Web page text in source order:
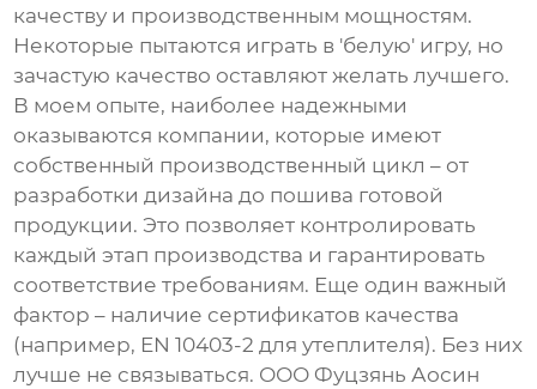
качеству и производственным мощностям.
Некоторые пытаются играть в 'белую' игру, но
зачастую качество оставляют желать лучшего.
В моем опыте, наиболее надежными
оказываются компании, которые имеют
собственный производственный цикл – от
разработки дизайна до пошива готовой
продукции. Это позволяет контролировать
каждый этап производства и гарантировать
соответствие требованиям. Еще один важный
фактор – наличие сертификатов качества
(например, EN 10403-2 для утеплителя). Без них
лучше не связываться. ООО Фуцзянь Аосин